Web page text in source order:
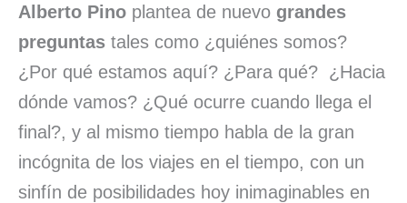
Alberto Pino plantea de nuevo grandes
preguntas tales como ¿quiénes somos?
¿Por qué estamos aquí? ¿Para qué? ¿Hacia
dónde vamos? ¿Qué ocurre cuando llega el
final?, y al mismo tiempo habla de la gran
incógnita de los viajes en el tiempo, con un
sinfín de posibilidades hoy inimaginables en